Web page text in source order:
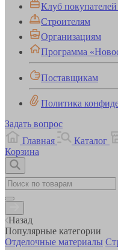
Клуб
Строителям
Организациям
Программа
Поставщикам
Политика
Задать вопрос
Главная
Каталог
Корзина
Назад
Популярные категории
Отделочные материалы